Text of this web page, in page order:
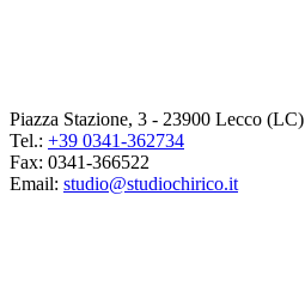
Piazza Stazione, 3 - 23900 Lecco (LC)
Tel.: +39 0341-362734
Fax: 0341-366522
Email: studio@studiochirico.it